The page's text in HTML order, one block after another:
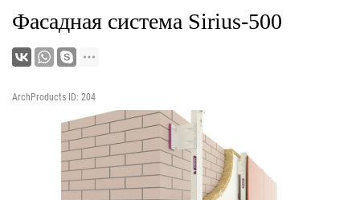
Фасадная система Sirius-500
ArchProducts ID: 204